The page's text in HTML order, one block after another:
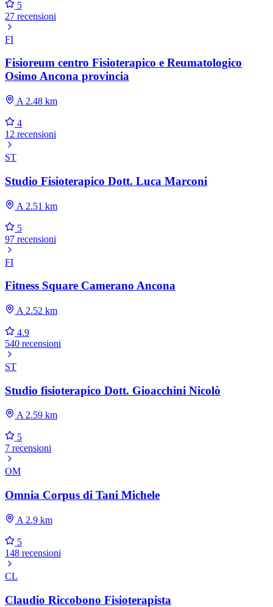
5
27 recensioni
FI
Fisioreum centro Fisioterapico e Reumatologico
Osimo Ancona provincia
A 2.48 km
4
12 recensioni
ST
Studio Fisioterapico Dott. Luca Marconi
A 2.51 km
5
97 recensioni
FI
Fitness Square Camerano Ancona
A 2.52 km
4.9
540 recensioni
ST
Studio fisioterapico Dott. Gioacchini Nicolò
A 2.59 km
5
7 recensioni
OM
Omnia Corpus di Tani Michele
A 2.9 km
5
148 recensioni
CL
Claudio Riccobono Fisioterapista